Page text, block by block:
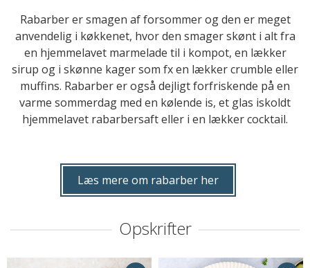
Rabarber er smagen af forsommer og den er meget
anvendelig i køkkenet, hvor den smager skønt i alt fra
en hjemmelavet marmelade til i kompot, en lækker
sirup og i skønne kager som fx en lækker crumble eller
muffins. Rabarber er også dejligt forfriskende på en
varme sommerdag med en kølende is, et glas iskoldt
hjemmelavet rabarbersaft eller i en lækker cocktail.
Læs mere om rabarber her
Opskrifter